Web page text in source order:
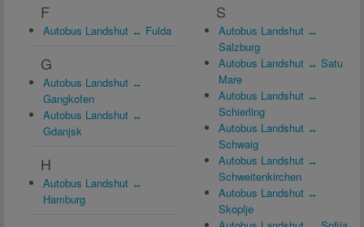
F
Autobus Landshut ↔ Fulda
G
Autobus Landshut ↔
Gangkofen
Autobus Landshut ↔
Gdanjsk
H
Autobus Landshut ↔
Hamburg
S
Autobus Landshut ↔
Salzburg
Autobus Landshut ↔ Satu
Mare
Autobus Landshut ↔
Schierling
Autobus Landshut ↔
Schwaig
Autobus Landshut ↔
Schweitenkirchen
Autobus Landshut ↔
Skoplje